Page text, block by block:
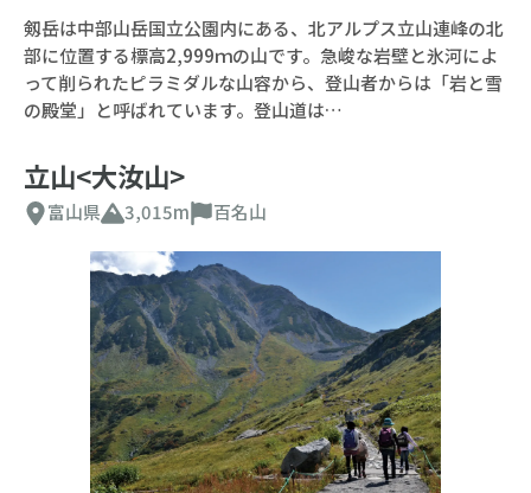
剱岳は中部山岳国立公園内にある、北アルプス立山連峰の北
部に位置する標高2,999ｍの山です。急峻な岩壁と氷河によ
って削られたピラミダルな山容から、登山者からは「岩と雪
の殿堂」と呼ばれています。登山道は…
立山<大汝山>
富山県 3,015m 百名山